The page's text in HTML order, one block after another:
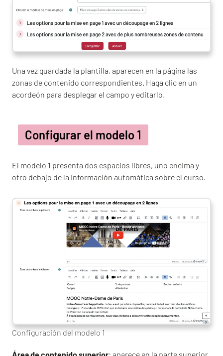
Una vez guardada la plantilla, aparecen en la página las
zonas de contenido correspondientes. Haga clic en un
acordeón para desplegar el campo y editarlo.
Configurar el modelo 1
El modelo 1 presenta dos espacios libres, uno encima y
otro debajo de la información automática sobre el curso.
Configuración del modelo 1